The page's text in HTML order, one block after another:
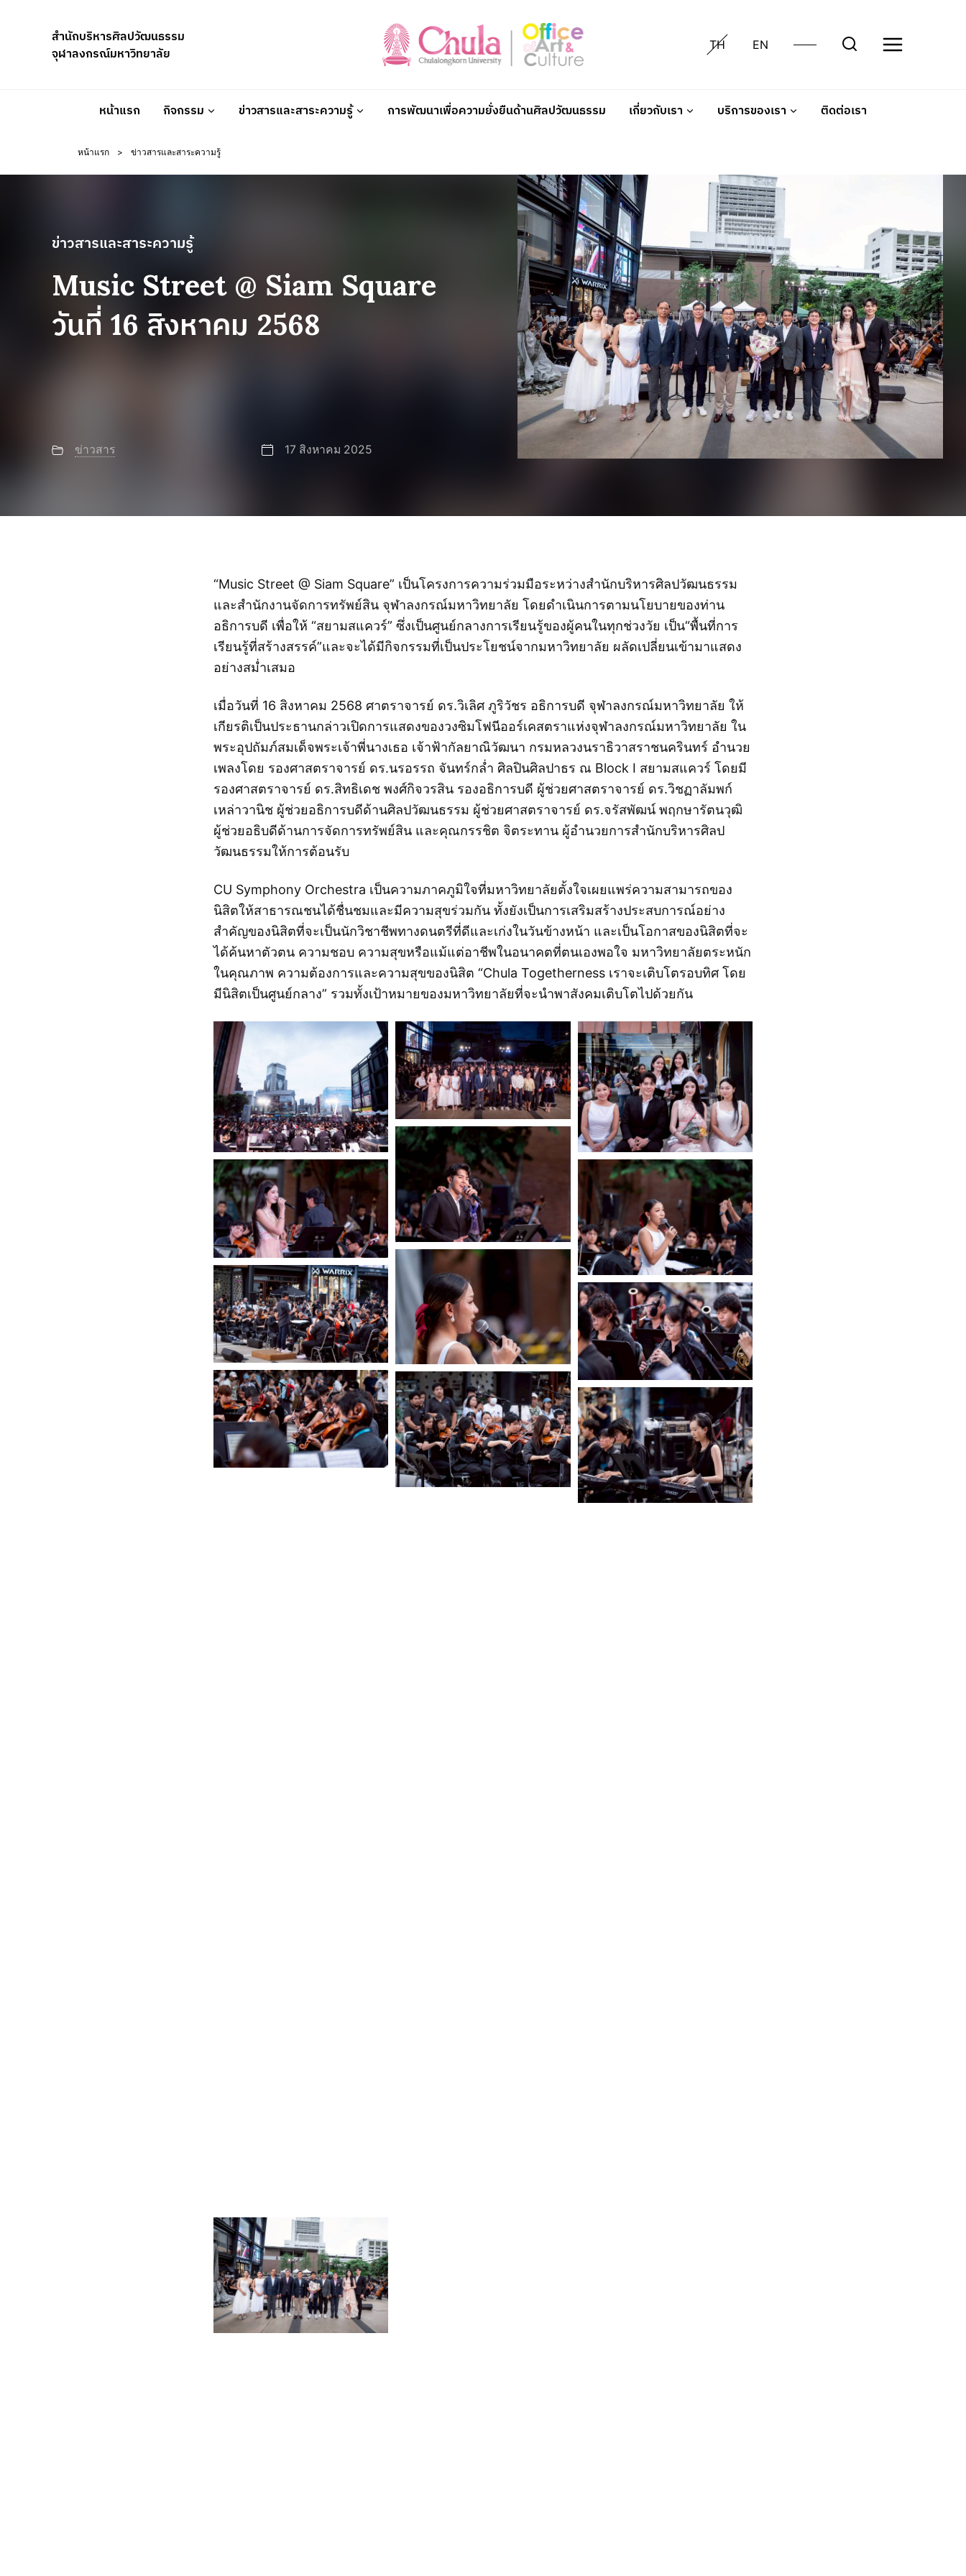
สำนักบริหารศิลปวัฒนธรรม
จุฬาลงกรณ์มหาวิทยาลัย
TH EN
หน้าแรก กิจกรรม ข่าวสารและสาระความรู้ การพัฒนาเพื่อความยั่งยืนด้านศิลปวัฒนธรรม เกี่ยวกับเรา บริการของเรา ติดต่อเรา
หน้าแรก > ข่าวสารและสาระความรู้
ข่าวสารและสาระความรู้
Music Street @ Siam Square
วันที่ 16 สิงหาคม 2568
ข่าวสาร 17 สิงหาคม 2025
“Music Street @ Siam Square” เป็นโครงการความร่วมมือระหว่างสำนักบริหารศิลปวัฒนธรรม
และสำนักงานจัดการทรัพย์สิน จุฬาลงกรณ์มหาวิทยาลัย โดยดำเนินการตามนโยบายของท่าน
อธิการบดี เพื่อให้ “สยามสแควร์” ซึ่งเป็นศูนย์กลางการเรียนรู้ของผู้คนในทุกช่วงวัย เป็น“พื้นที่การ
เรียนรู้ที่สร้างสรรค์”และจะได้มีกิจกรรมที่เป็นประโยชน์จากมหาวิทยาลัย ผลัดเปลี่ยนเข้ามาแสดง
อย่างสม่ำเสมอ
เมื่อวันที่ 16 สิงหาคม 2568 ศาตราจารย์ ดร.วิเลิศ ภูริวัชร อธิการบดี จุฬาลงกรณ์มหาวิทยาลัย ให้
เกียรติเป็นประธานกล่าวเปิดการแสดงของวงซิมโฟนีออร์เคสตราแห่งจุฬาลงกรณ์มหาวิทยาลัย ใน
พระอุปถัมภ์สมเด็จพระเจ้าพี่นางเธอ เจ้าฟ้ากัลยาณิวัฒนา กรมหลวงนราธิวาสราชนครินทร์ อำนวย
เพลงโดย รองศาสตราจารย์ ดร.นรอรรถ จันทร์กล่ำ ศิลปินศิลปาธร ณ Block I สยามสแควร์ โดยมี
รองศาสตราจารย์ ดร.สิทธิเดช พงศ์กิจวรสิน รองอธิการบดี ผู้ช่วยศาสตราจารย์ ดร.วิชฏาลัมพก์
เหล่าวานิช ผู้ช่วยอธิการบดีด้านศิลปวัฒนธรรม ผู้ช่วยศาสตราจารย์ ดร.จรัสพัฒน์ พฤกษารัตนวุฒิ
ผู้ช่วยอธิบดีด้านการจัดการทรัพย์สิน และคุณกรรชิต จิตระทาน ผู้อำนวยการสำนักบริหารศิลป
วัฒนธรรมให้การต้อนรับ
CU Symphony Orchestra เป็นความภาคภูมิใจที่มหาวิทยาลัยตั้งใจเผยแพร่ความสามารถของ
นิสิตให้สาธารณชนได้ชื่นชมและมีความสุขร่วมกัน ทั้งยังเป็นการเสริมสร้างประสบการณ์อย่าง
สำคัญของนิสิตที่จะเป็นนักวิชาชีพทางดนตรีที่ดีและเก่งในวันข้างหน้า และเป็นโอกาสของนิสิตที่จะ
ได้ค้นหาตัวตน ความชอบ ความสุขหรือแม้แต่อาชีพในอนาคตที่ตนเองพอใจ มหาวิทยาลัยตระหนัก
ในคุณภาพ ความต้องการและความสุขของนิสิต “Chula Togetherness เราจะเติบโตรอบทิศ โดย
มีนิสิตเป็นศูนย์กลาง” รวมทั้งเป้าหมายของมหาวิทยาลัยที่จะนำพาสังคมเติบโตไปด้วยกัน